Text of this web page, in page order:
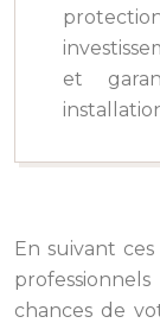
et
En suivant
chances de